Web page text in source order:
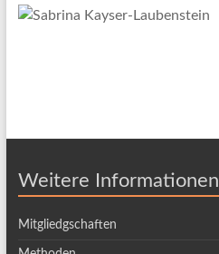
Weitere Informationen
Mitgliedgschaften